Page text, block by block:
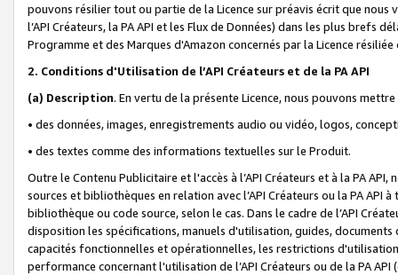
pouvons résilier tout ou partie de la Licence sur préavis écrit que
l’API Créateurs, la PA API et les Flux de Données) dans les plus
Programme et des Marques d'Amazon concernés par la Licence
2. Conditions d'Utilisation de l’API Créateurs et de la PA API
(a) Description. En vertu de la présente Licence, nous pouvons
• des données, images, enregistrements audio ou vidéo, logos,
• des textes comme des informations textuelles sur le Produit.
Outre le Contenu Publicitaire et l'accès à l’API Créateurs et à la PA
sources et bibliothèques en relation avec l’API Créateurs ou la PA
bibliothèque ou code source, selon le cas. Dans le cadre de l’API
disposition les spécifications, manuels d'utilisation, guides,
capacités fonctionnelles et opérationnelles, les restrictions
performance concernant l'utilisation de l’API Créateurs ou de la PA